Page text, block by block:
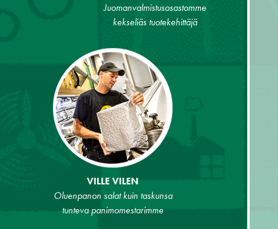
Juomanvalmistusosastomme
kekseliäs tuotekehittäjä
VILLE VILEN
Oluenpanon salat kuin taskunsa
tunteva panimomestarimme